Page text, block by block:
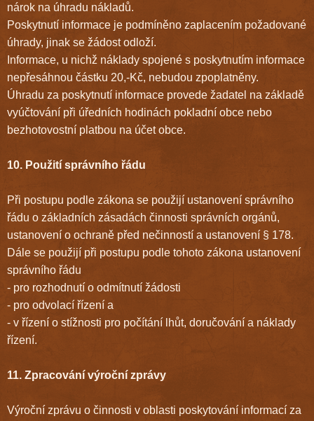
nárok na úhradu nákladů.
Poskytnutí informace je podmíněno zaplacením požadované
úhrady, jinak se žádost odloží.
Informace, u nichž náklady spojené s poskytnutím informace
nepřesáhnou částku 20,-Kč, nebudou zpoplatněny.
Úhradu za poskytnutí informace provede žadatel na základě
vyúčtování při úředních hodinách pokladní obce nebo
bezhotovostní platbou na účet obce.
10. Použití správního řádu
Při postupu podle zákona se použijí ustanovení správního
řádu o základních zásadách činnosti správních orgánů,
ustanovení o ochraně před nečinností a ustanovení § 178.
Dále se použijí při postupu podle tohoto zákona ustanovení
správního řádu
- pro rozhodnutí o odmítnutí žádosti
- pro odvolací řízení a
- v řízení o stížnosti pro počítání lhůt, doručování a náklady
řízení.
11. Zpracování výroční zprávy
Výroční zprávu o činnosti v oblasti poskytování informací za